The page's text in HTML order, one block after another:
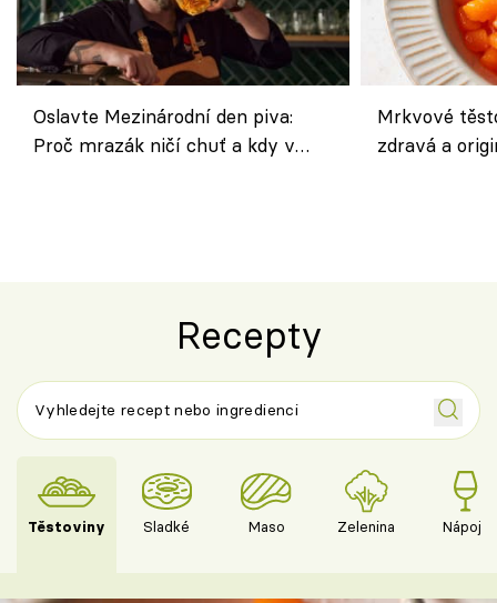
Oslavte Mezinárodní den piva:
Proč mrazák ničí chuť a kdy v
Mrkvové
zdravá a
Recepty
Těstoviny Sladké Maso Zelenina Nápoje